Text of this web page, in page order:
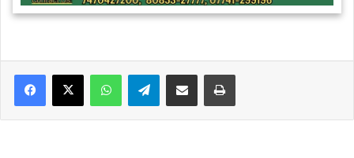
WhatsAppTelegramShare via Email Print